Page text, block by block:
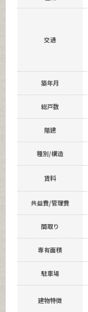
交通
築年月
総戸数
階建
種別/構造
賃料
共益費/管理費
間取り
専有面積
駐車場
建物特徴